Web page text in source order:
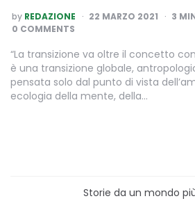
POSTED
BY
by REDAZIONE 22 MARZO 2021 3
0 COMMENTS
“La transizione va oltre il concetto
è una transizione globale,
pensata solo dal punto di vista
ecologia della mente, della…
Storie da un mondo